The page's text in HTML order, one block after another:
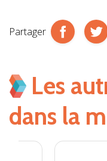
Partager
Les
dans la